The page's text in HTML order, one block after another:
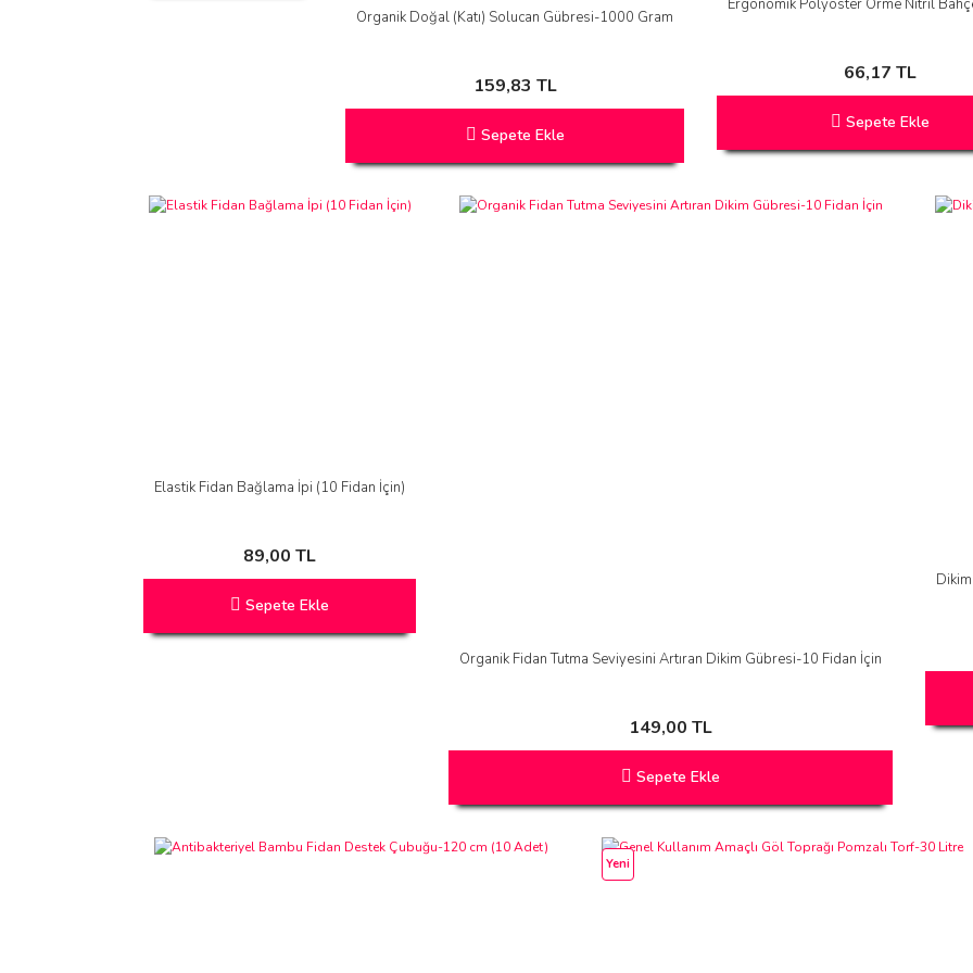
Organik Doğal (Katı) Solucan Gübresi-1000 Gram
159,83 TL
Sepete Ekle
Ergonomik Polyoster Örme Nitril
66,17 TL
Sepete Ekle
Elastik Fidan Bağlama İpi (10 Fidan İçin)
89,00 TL
Sepete Ekle
Organik Fidan Tutma Seviyesini Artıran Dikim Gübresi-10 Fidan İçin
149,00 TL
Sepete Ekle
Yeni